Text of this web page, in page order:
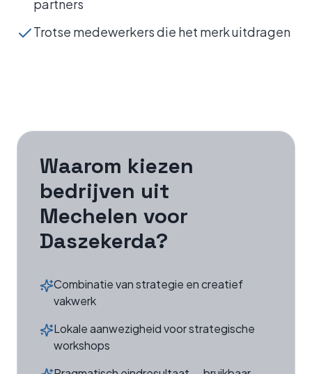
partners
Trotse medewerkers die het merk uitdragen
Waarom kiezen
bedrijven uit
Mechelen voor
Daszekerda?
Combinatie van strategie en creatief
vakwerk
Lokale aanwezigheid voor strategische
workshops